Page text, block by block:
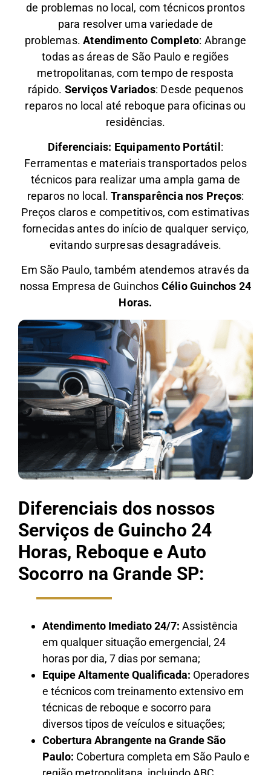
de problemas no local, com técnicos prontos
para resolver uma variedade de
problemas.Atendimento Completo: Abrange
todas as áreas de São Paulo e regiões
metropolitanas, com tempo de resposta
rápido. Serviços Variados: Desde pequenos
reparos no local até reboque para oficinas ou
residências.
Diferenciais: Equipamento Portátil :
Ferramentas e materiais transportados pelos
técnicos para realizar uma ampla gama de
reparos no local.Transparência nos Preços:
Preços claros e competitivos, com estimativas
fornecidas antes do início de qualquer serviço,
evitando surpresas desagradáveis.
Em São Paulo, também atendemos através da
nossa Empresa de Guinchos Célio Guinchos 24
Horas.
Diferenciais dos nossos
Serviços de Guincho 24
Horas, Reboque e Auto
Socorro na Grande SP:
Atendimento Imediato 24/7: Assistência
em qualquer situação emergencial, 24
horas por dia, 7 dias por semana;
Equipe Altamente Qualificada: Operadores
e técnicos com treinamento extensivo em
técnicas de reboque e socorro para
diversos tipos de veículos e situações;
Cobertura Abrangente na Grande São
Paulo: Cobertura completa em São Paulo e